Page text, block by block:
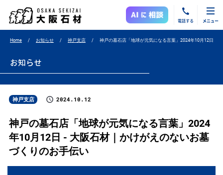
電話する メニュー
Home お知らせ 神戸支店 神戸の墓石店「地球が元気になる言葉」2024年10月12日
お知らせ
神戸支店 2024.10.12
神戸の墓石店「地球が元気になる言葉」2024
年10月12日 - 大阪石材｜かけがえのないお墓
づくりのお手伝い